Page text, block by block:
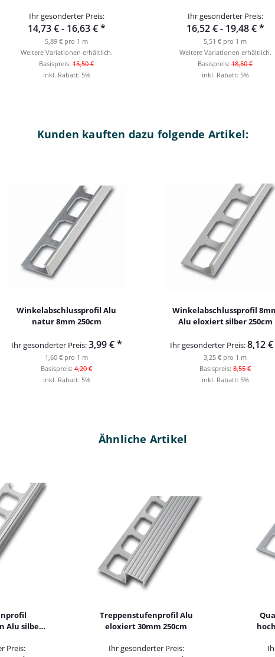
Ihr gesonderter Preis:
14,73 € - 16,63 €*
5,89 € pro 1 m
Weitere Variationen erhältlich.
Basispreis: 15,50 €
inkl. Rabatt: 5%
Ihr gesonderter Preis:
16,52 € - 19,48 €*
5,51 € pro 1 m
Weitere Variationen erhältlich.
Basispreis: 18,50 €
inkl. Rabatt: 5%
Kunden kauften dazu folgende Artikel:
Winkelabschlussprofil Alu
natur 8mm 250cm
Ihr gesonderter Preis:3,99 €*
1,60 € pro 1 m
Basispreis: 4,20 €
inkl. Rabatt: 5%
Winkelabschlussprofil
Alu eloxiert silber 250cm
Ihr gesonderter Preis:8,12 €
3,25 € pro 1 m
Basispreis: 8,55 €
inkl. Rabatt: 5%
Ähnliche Artikel
Alu silber
Preis:
Treppenstufenprofil Alu
eloxiert 30mm 250cm
Ihr gesonderter Preis: